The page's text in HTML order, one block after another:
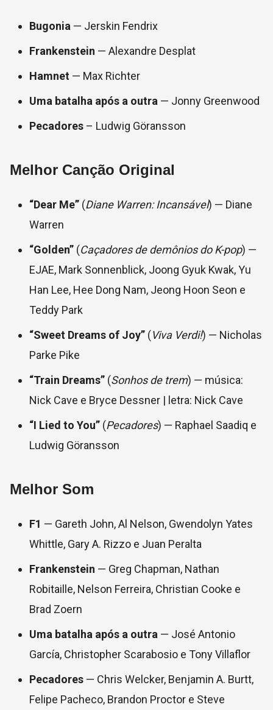
Bugonia — Jerskin Fendrix
Frankenstein — Alexandre Desplat
Hamnet — Max Richter
Uma batalha após a outra — Jonny Greenwood
Pecadores – Ludwig Göransson
Melhor Canção Original
“Dear Me” (Diane Warren: Incansável) — Diane
Warren
“Golden” (Caçadores de demônios do K-pop) —
EJAE, Mark Sonnenblick, Joong Gyuk Kwak, Yu
Han Lee, Hee Dong Nam, Jeong Hoon Seon e
Teddy Park
“Sweet Dreams of Joy” (Viva Verdi!) — Nicholas
Parke Pike
“Train Dreams” (Sonhos de trem) — música:
Nick Cave e Bryce Dessner | letra: Nick Cave
“I Lied to You” (Pecadores) — Raphael Saadiq e
Ludwig Göransson
Melhor Som
F1 — Gareth John, Al Nelson, Gwendolyn Yates
Whittle, Gary A. Rizzo e Juan Peralta
Frankenstein — Greg Chapman, Nathan
Robitaille, Nelson Ferreira, Christian Cooke e
Brad Zoern
Uma batalha após a outra — José Antonio
García, Christopher Scarabosio e Tony Villaflor
Pecadores — Chris Welcker, Benjamin A. Burtt,
Felipe Pacheco, Brandon Proctor e Steve